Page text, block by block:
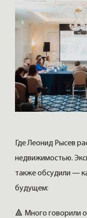
Где Леонид Рысев
недвижимостью.
также обсудили —
будущем:
🔺 Много говорили